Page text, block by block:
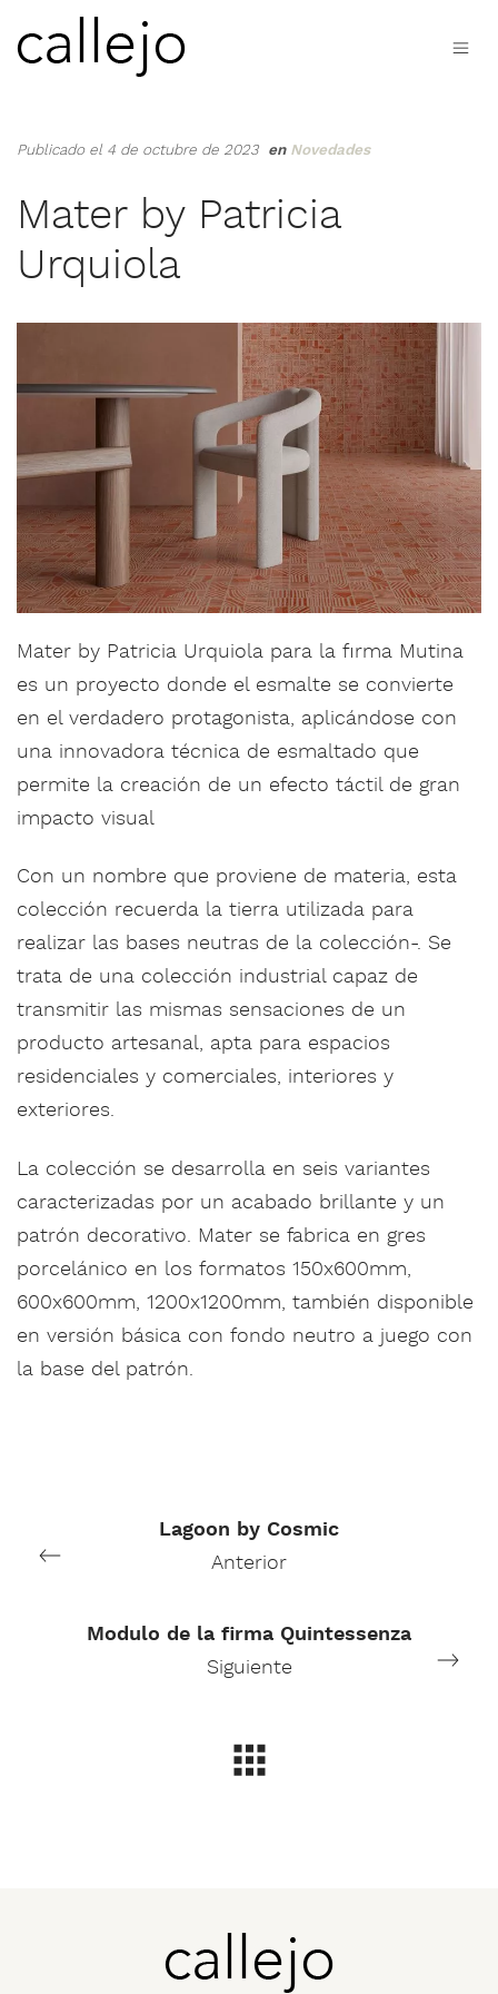
Publicado el 4 de octubre de 2023 en Novedades
Mater by Patricia
Urquiola
Mater by Patricia Urquiola para la firma Mutina
es un proyecto donde el esmalte se convierte
en el verdadero protagonista, aplicándose con
una innovadora técnica de esmaltado que
permite la creación de un efecto táctil de gran
impacto visual
Con un nombre que proviene de materia, esta
colección recuerda la tierra utilizada para
realizar las bases neutras de la colección-. Se
trata de una colección industrial capaz de
transmitir las mismas sensaciones de un
producto artesanal, apta para espacios
residenciales y comerciales, interiores y
exteriores.
La colección se desarrolla en seis variantes
caracterizadas por un acabado brillante y un
patrón decorativo. Mater se fabrica en gres
porcelánico en los formatos 150x600mm,
600x600mm, 1200x1200mm, también disponible
en versión básica con fondo neutro a juego con
la base del patrón.
Lagoon by Cosmic
Anterior
Modulo de la firma Quintessenza
Siguiente